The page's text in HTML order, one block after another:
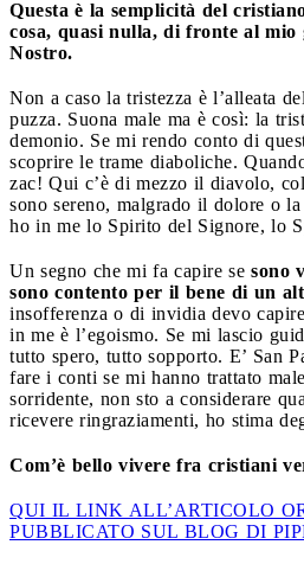
Questa è la semplicità del
cosa, quasi nulla, di fronte al mio
Nostro.
Non a caso la tristezza è l’alleata
puzza. Suona male ma è così: la
demonio. Se mi rendo conto di
scoprire le trame diaboliche.
zac! Qui c’è di mezzo il diavolo,
sono sereno, malgrado il dolore o
ho in me lo Spirito del Signore, lo
Un segno che mi fa capire se sono
sono contento per il bene di un
insofferenza o di invidia devo
in me è l’egoismo. Se mi lascio
tutto spero, tutto sopporto. E’ San
fare i conti se mi hanno trattato
sorridente, non sto a considerare
ricevere ringraziamenti, ho stima
Com’è bello vivere fra cristiani
QUI IL LINK ALL’ARTICOLO
PUBBLICATO SUL BLOG DI